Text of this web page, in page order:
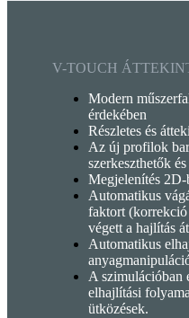
V-TOUCH
Modern
érdekében
Részletes és
Az új profilok
szerkeszthetők
Megjelenítés
Automatikus
faktort (korrekció
végett a hajlítás
Automatikus
A szimulációban
elhajlítási
ütközések.